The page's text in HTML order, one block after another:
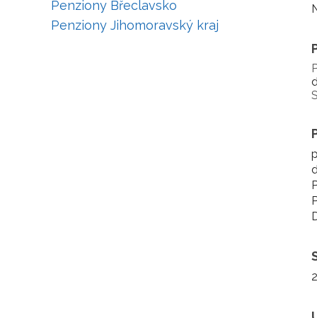
Penziony Břeclavsko
Penziony Jihomoravský kraj